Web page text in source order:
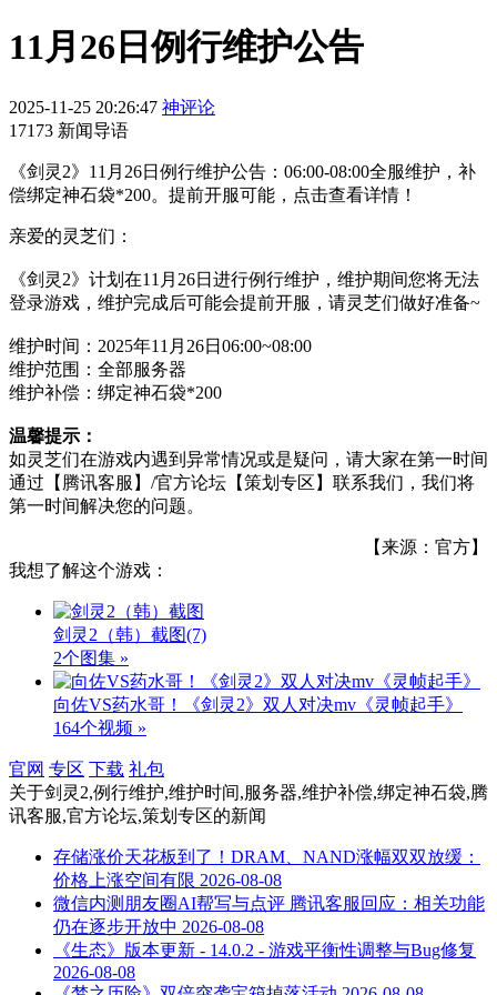
11月26日例行维护公告
2025-11-25 20:26:47 神评论
17173 新闻导语
《剑灵2》11月26日例行维护公告：06:00-08:00全服维护，补
偿绑定神石袋*200。提前开服可能，点击查看详情！
亲爱的灵芝们：
《剑灵2》计划在11月26日进行例行维护，维护期间您将无法
登录游戏，维护完成后可能会提前开服，请灵芝们做好准备~
维护时间：2025年11月26日06:00~08:00
维护范围：全部服务器
维护补偿：绑定神石袋*200
温馨提示：
如灵芝们在游戏内遇到异常情况或是疑问，请大家在第一时间
通过【腾讯客服】/官方论坛【策划专区】联系我们，我们将
第一时间解决您的问题。
【来源：官方】
我想了解这个游戏：
剑灵2（韩）截图(7)
2个图集 »
向佐VS药水哥！《剑灵2》双人对决mv《灵帧起手》
164个视频 »
官网 专区 下载 礼包
关于剑灵2,例行维护,维护时间,服务器,维护补偿,绑定神石袋,腾
讯客服,官方论坛,策划专区的新闻
存储涨价天花板到了！DRAM、NAND涨幅双双放缓：
价格上涨空间有限 2026-08-08
微信内测朋友圈AI帮写与点评 腾讯客服回应：相关功能
仍在逐步开放中 2026-08-08
《生态》版本更新 - 14.0.2 - 游戏平衡性调整与Bug修复
2026-08-08